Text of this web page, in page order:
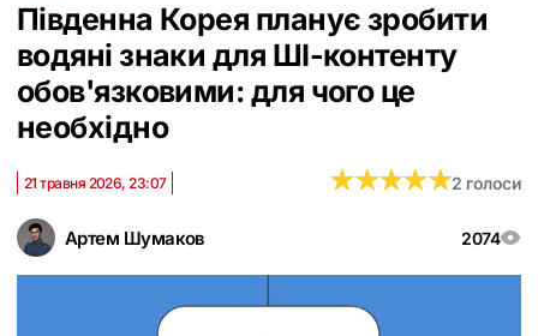
Південна Корея планує зробити
водяні знаки для ШІ-контенту
обов'язковими: для чого це
необхідно
Артем Шумаков 2074
21 травня 2026, 23:07 ★★★★★
★★★★★2 голоси